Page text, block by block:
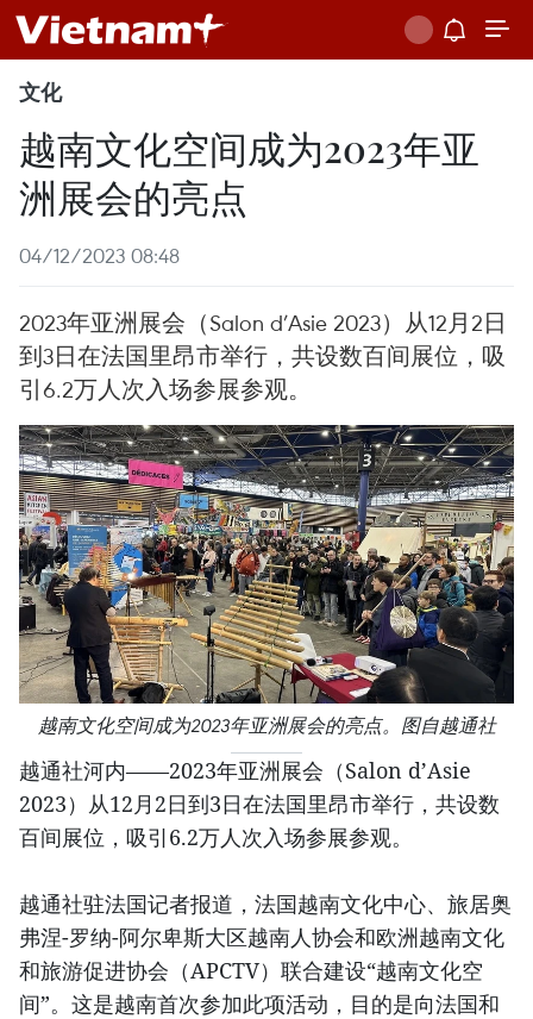
文化
越南文化空间成为2023年亚
洲展会的亮点
04/12/2023 08:48
2023年亚洲展会（Salon d’Asie 2023）从12月2日
到3日在法国里昂市举行，共设数百间展位，吸
引6.2万人次入场参展参观。
越南文化空间成为2023年亚洲展会的亮点。图自越通社
越通社河内——2023年亚洲展会（Salon d’Asie
2023）从12月2日到3日在法国里昂市举行，共设数
百间展位，吸引6.2万人次入场参展参观。
越通社驻法国记者报道，法国越南文化中心、旅居奥
弗涅-罗纳-阿尔卑斯大区越南人协会和欧洲越南文化
和旅游促进协会（APCTV）联合建设“越南文化空
间”。这是越南首次参加此项活动，目的是向法国和